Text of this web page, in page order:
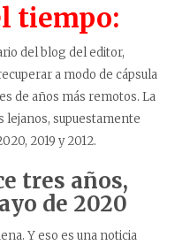
tiempo:
del blog del editor,
a modo de cápsula
de años más remotos. La
lejanos, supuestamente
2019 y 2012.
tres años,
de 2020
Y eso es una noticia